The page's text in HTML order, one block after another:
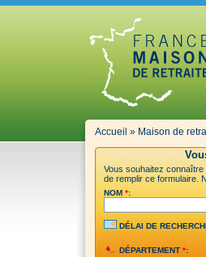
Accueil » Maison de
Vous souhaitez
de remplir ce formulaire.
NOM *:
DÉLAI DE
DÉPARTEMENT *: